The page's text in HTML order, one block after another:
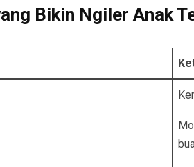
Bikin Ngiler Anak